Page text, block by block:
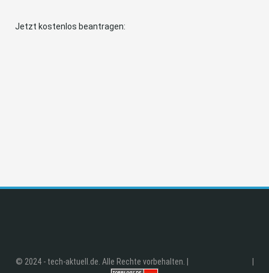
Jetzt kostenlos beantragen:
© 2024 - tech-aktuell.de. Alle Rechte vorbehalten. |